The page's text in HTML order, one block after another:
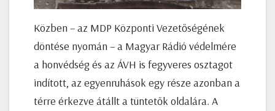
Közben – az MDP Központi Vezetőségének
döntése nyomán – a Magyar Rádió védelmére
a honvédség és az ÁVH is fegyveres osztagot
indított, az egyenruhások egy része azonban a
térre érkezve átállt a tüntetők oldalára. A